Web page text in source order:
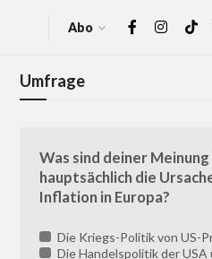
Abo
Umfrage
Was sind deiner Meinung
hauptsächlich die
Inflation in Europa?
Die Kriegs-Politik von US-
Die Handelspolitik der